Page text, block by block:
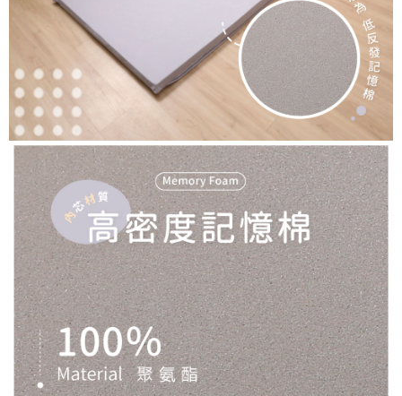
３．未成年的使用者請事先徵得法定代理人或監護人之同意方可使用
「AFTEE先享後付」，若未經同意申辦者引起之損失，本公司不負相關責
４．使用「AFTEE先享後付」時，將依據個別帳號之用戶狀況，依本公司即
時審查核予不同之上限額度；若仍有額度不足之情形，本公司將視審查結果
請求用戶進行身份認證。
５．嚴禁一人註冊多個帳號或使用他人資訊註冊。若發現惡意使用之情形，
恩沛科技股份有限公司將有權停止該用戶之使用額度並採取法律行動。